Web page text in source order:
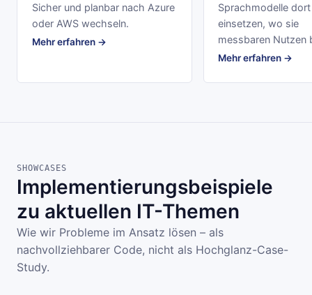
Sicher und planbar nach Azure
oder AWS wechseln.
Mehr erfahren →
Sprachmodelle dort
einsetzen, wo sie
messbaren Nutzen
Mehr erfahren →
SHOWCASES
Implementierungsbeispiele
zu aktuellen IT-Themen
Wie wir Probleme im Ansatz lösen – als
nachvollziehbarer Code, nicht als Hochglanz-Case-
Study.